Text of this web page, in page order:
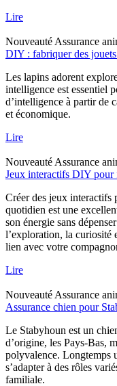
Lire
Nouveauté Assurance
DIY : fabriquer des
Les lapins adorent
intelligence est essentiel
d’intelligence à partir de
et économique.
Lire
Nouveauté Assurance
Jeux interactifs DIY pour
Créer des jeux interactifs
quotidien est une
son énergie sans
l’exploration, la curiosité
lien avec votre
Lire
Nouveauté Assurance
Assurance chien pour
Le Stabyhoun est un
d’origine, les Pays-Bas,
polyvalence. Longtemps
s’adapter à des rôles
familiale.